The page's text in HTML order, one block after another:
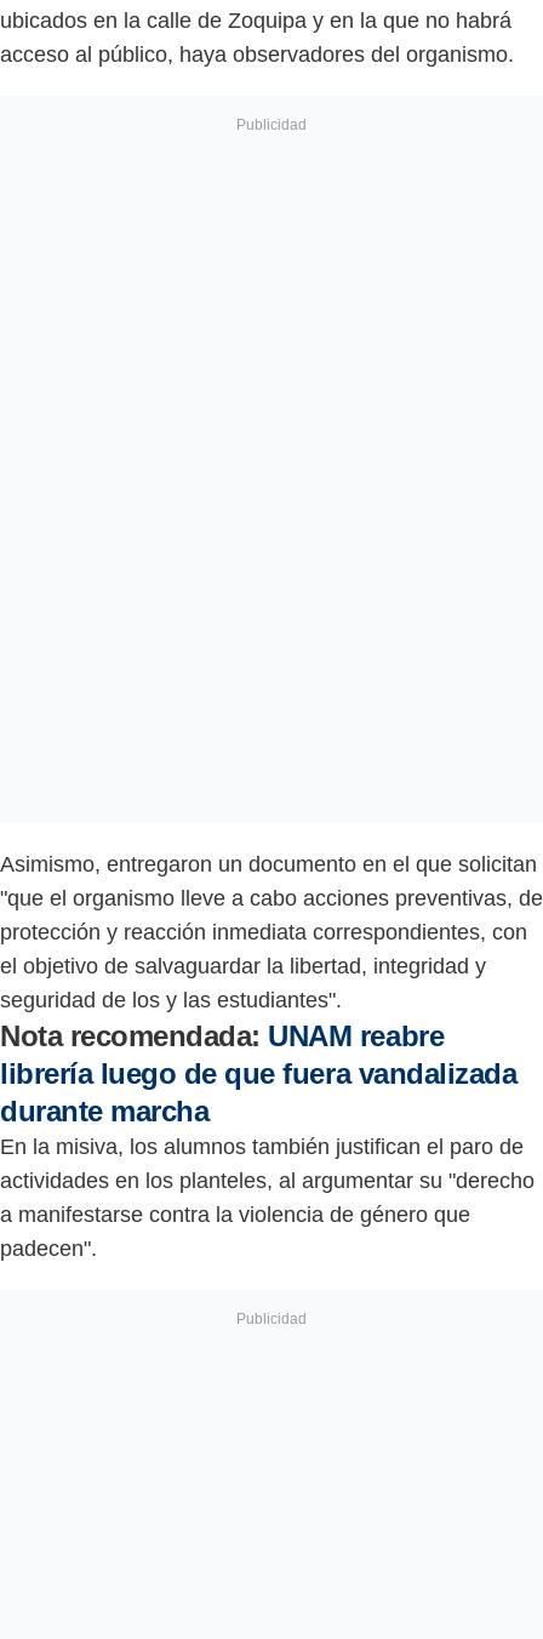
ubicados en la calle de Zoquipa y en la que no habrá
acceso al público, haya observadores del organismo.
Asimismo, entregaron un documento en el que solicitan
"que el organismo lleve a cabo acciones preventivas, de
protección y reacción inmediata correspondientes, con
el objetivo de salvaguardar la libertad, integridad y
seguridad de los y las estudiantes".
Nota recomendada: UNAM reabre
librería luego de que fuera vandalizada
durante marcha
En la misiva, los alumnos también justifican el paro de
actividades en los planteles, al argumentar su "derecho
a manifestarse contra la violencia de género que
padecen".